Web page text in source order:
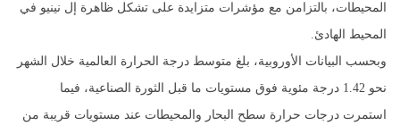
المحيطات، بالتزامن مع مؤشرات متزايدة على تشكل ظاهرة إل نينيو في
المحيط الهادئ.
وبحسب البيانات الأوروبية، بلغ متوسط درجة الحرارة العالمية خلال الشهر
نحو 1.42 درجة مئوية فوق مستويات ما قبل الثورة الصناعية، فيما
استمرت درجات حرارة سطح البحار والمحيطات عند مستويات قريبة من